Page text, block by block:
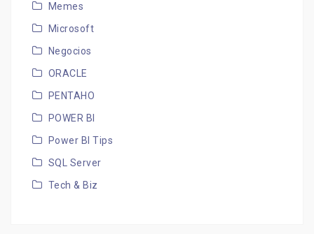
Memes
Microsoft
Negocios
ORACLE
PENTAHO
POWER BI
Power BI Tips
SQL Server
Tech & Biz